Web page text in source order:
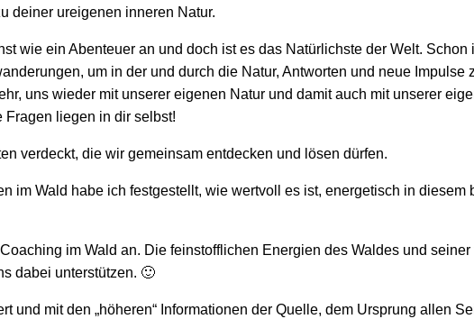
deiner ureigenen inneren Natur.
wie ein Abenteuer an und doch ist es das Natürlichste der Welt. Schon
um in der und durch die Natur, Antworten und neue Impulse
uns wieder mit unserer eigenen Natur und damit auch mit unserer
Fragen liegen in dir selbst!
verdeckt, die wir gemeinsam entdecken und lösen dürfen.
im Wald habe ich festgestellt, wie wertvoll es ist, energetisch in diesem
im Wald an. Die feinstofflichen Energien des Waldes und
dabei unterstützen. 🙂
und mit den „höheren“ Informationen der Quelle, dem Ursprung allen